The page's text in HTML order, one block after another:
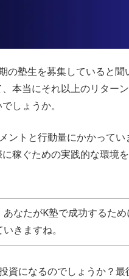
の塾生を募集していると聞
本当にそれ以上のリター
しょうか。
ントと行動量にかかって
稼ぐための実践的な環境
なたがK塾で成功するた
きますね。
資になるのでしょうか？最